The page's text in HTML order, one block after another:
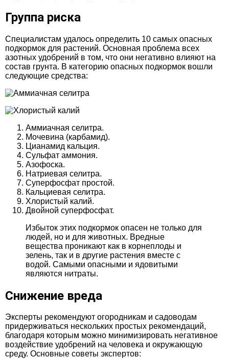
Группа риска
Специалистам удалось определить 10 самых опасных
подкормок для растений. Основная проблема всех
азотных удобрений в том, что они негативно влияют на
состав грунта. В категорию опасных подкормок вошли
следующие средства:
Аммиачная селитра.
Мочевина (карбамид).
Цианамид кальция.
Сульфат аммония.
Азофоска.
Натриевая селитра.
Суперфосфат простой.
Кальциевая селитра.
Хлористый калий.
Двойной суперфосфат.
Избыток этих подкормок опасен не только для
людей, но и для животных. Вредные
вещества проникают как в корнеплоды и
зелень, так и в другие растения вместе с
водой. Самыми опасными и ядовитыми
являются нитраты.
Снижение вреда
Эксперты рекомендуют огородникам и садоводам
придерживаться нескольких простых рекомендаций,
благодаря которым можно минимизировать негативное
воздействие удобрений на человека и окружающую
среду. Основные советы экспертов: